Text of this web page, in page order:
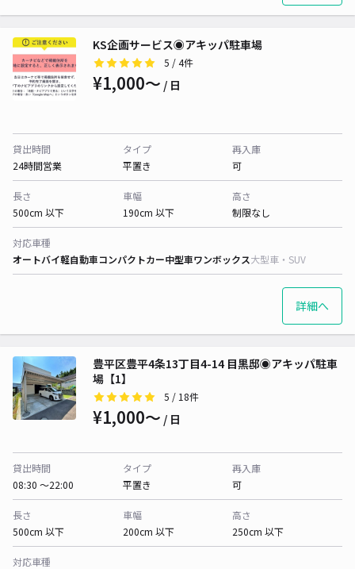
KS企画サービス◉アキッパ駐車場
5 / 4件
¥1,000〜 / 日
貸出時間
24時間営業
タイプ
平置き
再入庫
可
長さ
500cm 以下
車幅
190cm 以下
高さ
制限なし
対応車種
オートバイ軽自動車コンパクトカー中型車ワンボックス大型車・SUV
詳細へ
豊平区豊平4条13丁目4-14 目黒邸◉アキッパ駐車
場【1】
5 / 18件
¥1,000〜 / 日
貸出時間
08:30 〜22:00
タイプ
平置き
再入庫
可
長さ
500cm 以下
車幅
200cm 以下
高さ
250cm 以下
対応車種